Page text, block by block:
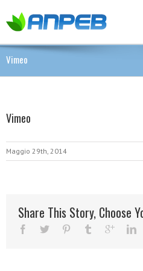
Vimeo
Vimeo
Maggio 29th, 2014
Share This Story, Choose